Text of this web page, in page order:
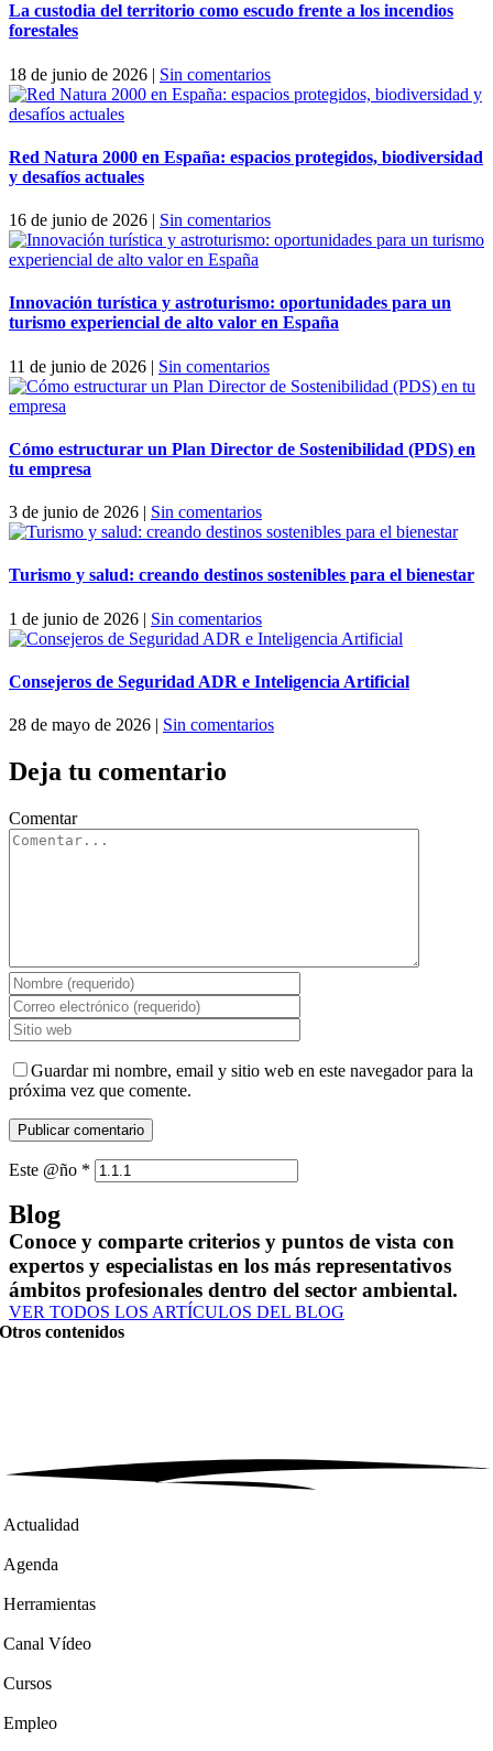
La custodia del territorio como escudo frente a los incendios
forestales
18 de junio de 2026 | Sin comentarios
Red Natura 2000 en España: espacios protegidos, biodiversidad
y desafíos actuales
16 de junio de 2026 | Sin comentarios
Innovación turística y astroturismo: oportunidades para un
turismo experiencial de alto valor en España
11 de junio de 2026 | Sin comentarios
Cómo estructurar un Plan Director de Sostenibilidad (PDS) en
tu empresa
3 de junio de 2026 | Sin comentarios
Turismo y salud: creando destinos sostenibles para el bienestar
1 de junio de 2026 | Sin comentarios
Consejeros de Seguridad ADR e Inteligencia Artificial
28 de mayo de 2026 | Sin comentarios
Deja tu comentario
Comentar
Guardar mi nombre, email y sitio web en este navegador para la
próxima vez que comente.
Este @ño *
Blog
Conoce y comparte criterios y puntos de vista con
expertos y especialistas en los más representativos
ámbitos profesionales dentro del sector ambiental.
VER TODOS LOS ARTÍCULOS DEL BLOG
Otros contenidos
Actualidad
Agenda
Herramientas
Canal Vídeo
Cursos
Empleo